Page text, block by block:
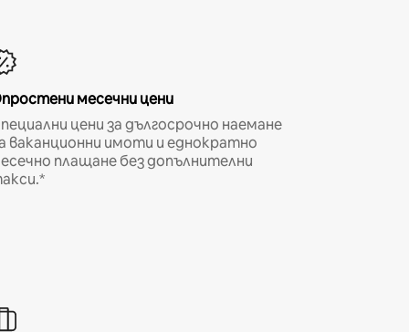
месечни цени
цени за дългосрочно наемане
ваканционни имоти и еднократно
плащане без допълнителни